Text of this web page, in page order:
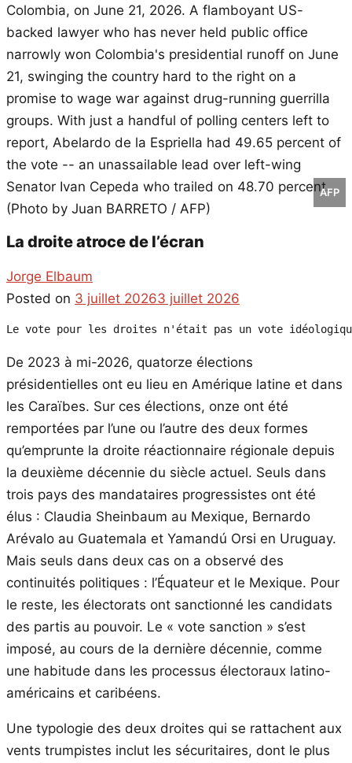
AFP
La droite atroce de l’écran
Jorge Elbaum
Posted on 3 juillet 20263 juillet 2026
Le vote pour les droites n'était pas un vote
De 2023 à mi-2026, quatorze élections
présidentielles ont eu lieu en Amérique latine et dans
les Caraïbes. Sur ces élections, onze ont été
remportées par l’une ou l’autre des deux formes
qu’emprunte la droite réactionnaire régionale depuis
la deuxième décennie du siècle actuel. Seuls dans
trois pays des mandataires progressistes ont été
élus : Claudia Sheinbaum au Mexique, Bernardo
Arévalo au Guatemala et Yamandú Orsi en Uruguay.
Mais seuls dans deux cas on a observé des
continuités politiques : l’Équateur et le Mexique. Pour
le reste, les électorats ont sanctionné les candidats
des partis au pouvoir. Le « vote sanction » s’est
imposé, au cours de la dernière décennie, comme
une habitude dans les processus électoraux latino-
américains et caribéens.
Une typologie des deux droites qui se rattachent aux
vents trumpistes inclut les sécuritaires, dont le plus